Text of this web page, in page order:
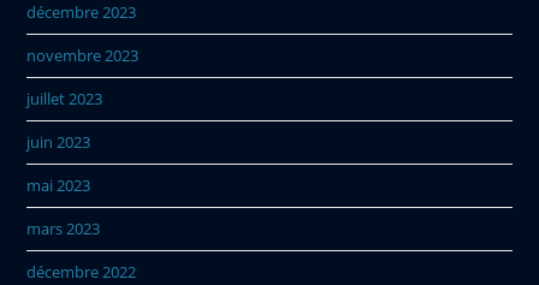
décembre 2023
novembre 2023
juillet 2023
juin 2023
mai 2023
mars 2023
décembre 2022